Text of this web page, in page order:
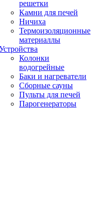
решетки
Камни для печей
Ничиха
Термоизоляционные
материаллы
Колонки
водогрейные
Баки и нагреватели
Сборные сауны
Пульты для печей
Парогенераторы